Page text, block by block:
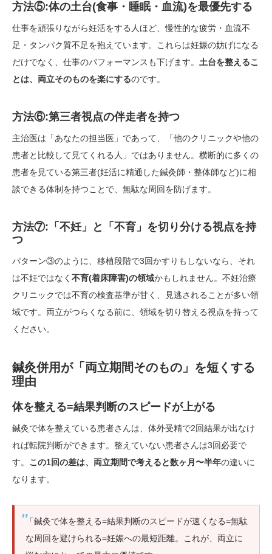
方法⑤:体の土台(食事・睡眠・血流)を最優先する
仕事を頑張りながら妊活をする人ほど、慢性的な疲労・血流不
足・タンパク質不足を抱えています。これらは妊娠の妨げになる
だけでなく、仕事のパフォーマンスも下げます。 土台を整えるこ
とは、両立そのものを楽にするのです。
方法⑥:第三者視点の伴走者を持つ
主治医は「あなたの担当医」であって、「他のクリニックや他の
患者と比較して見てくれる人」ではありません。横断的に多くの
患者を見ている第三者(妊活に精通した鍼灸師・整体師など)に相
談できる体制を持つことで、無駄な周回を防げます。
方法⑦:「不妊」と「不育」を切り分ける視点を持
つ
パターン③のように、移植段階で3回かすりもしないなら、それ
は不妊ではなく 不育(着床障害)の領域かもしれません。不妊治療
クリニックでは不育の検査基準が甘く、見逃されることが多い領
域です。両立がつらくなる前に、領域を切り替える視点を持って
ください。
鍼灸併用が「両立期間そのもの」を短くする
理由
体を整える=結果判断のスピードが上がる
鍼灸で体を整えている患者さんは、体外受精で2回結果が出なけ
れば転院判断ができます。整えていない患者さんは3回必要で
す。 この1回の差は、両立期間で考えると数ヶ月〜半年の違いに
なります。
「鍼灸で体を整える=結果判断のスピードが速くなる=無駄
な周回を避けられる=妊娠への最短距離。これが、両立に